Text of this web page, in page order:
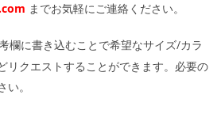
までお気軽にご連絡ください。
欄に書き込むことで希望なサイズ/カラ
リクエストすることができます。必要の
。